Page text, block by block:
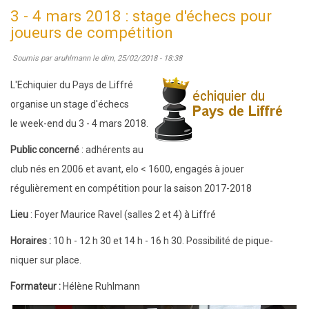
2018
stage
d'échecs
pour
joueurs
3 - 4 mars 2018 : stage d'échecs pour
joueurs de compétition
Soumis par aruhlmannle dim, 25/02/2018 - 18:38
L'Echiquier du Pays de Liffré
organise un stage d'échecs
le week-end du 3 - 4 mars 2018.
Public concerné : adhérents au
club nés en 2006 et avant, elo < 1600, engagés à jouer
régulièrement en compétition pour la saison 2017-2018
Lieu : Foyer Maurice Ravel (salles 2 et 4) à Liffré
Horaires : 10 h - 12 h 30 et 14 h - 16 h 30. Possibilité de pique-
niquer sur place.
Formateur : Hélène Ruhlmann